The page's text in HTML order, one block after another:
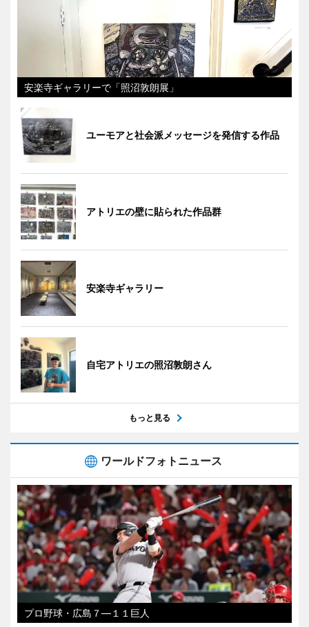
安楽寺ギャラリーで「照沼敦朗展」
ユーモアと社会派メッセージを発信する作品
アトリエの壁に貼られた作品群
安楽寺ギャラリー
自宅アトリエの照沼敦朗さん
もっと見る
ワールドフォトニュース
プロ野球・広島７―１１巨人